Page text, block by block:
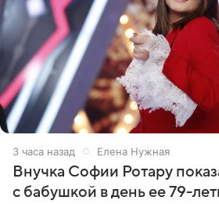
3 часа назад Елена Нужная
Внучка Софии Ротару
с бабушкой в день ее 79-